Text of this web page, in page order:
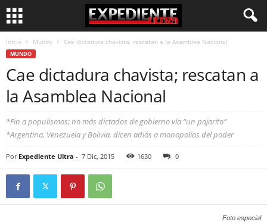
Inicio Mundo Cae dictadura chavista; rescatan a la Asamblea Nacional
MUNDO
Cae dictadura chavista; rescatan a
la Asamblea Nacional
*Fin a populismos; no más dictados de gobierno vía “un pajarito”
*Argentina, Venezuela y Bolivia, dicen adiós a monopolios del poder
Por Expediente Ultra - 7 Dic, 2015 1630 0
Foto especial